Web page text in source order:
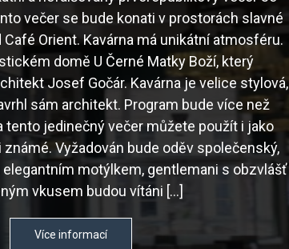
večer se bude konati v prostorách slavné
Café Orient. Kavárna má unikátní atmosféru.
domě U Černé Matky Boží, který
Josef Gočár. Kavárna je velice stylová,
sám architekt. Program bude více než
tento jedinečný večer můžete použít i jako
Vyžadován bude oděv společenský,
elegantním motýlkem, gentlemani s obzvlášť
vkusem budou vítáni […]
Více informací